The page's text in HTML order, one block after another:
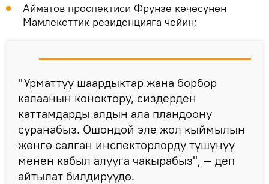
Айматов проспектиси Фрунзе көчөсүнөн
Мамлекеттик резиденцияга чейин;
"Урматтуу шаардыктар жана борбор
калаанын коноктору, сиздерден
каттамдарды алдын ала пландоону
суранабыз. Ошондой эле жол кыймылын
жөнгө салган инспекторлорду түшүнүү
менен кабыл алууга чакырабыз", — деп
айтылат билдирүүдө.